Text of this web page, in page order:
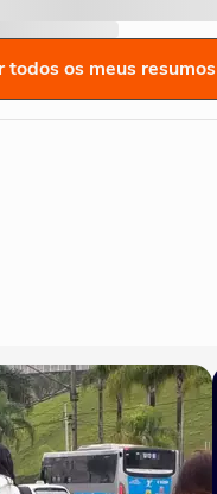
todos os meus resumos